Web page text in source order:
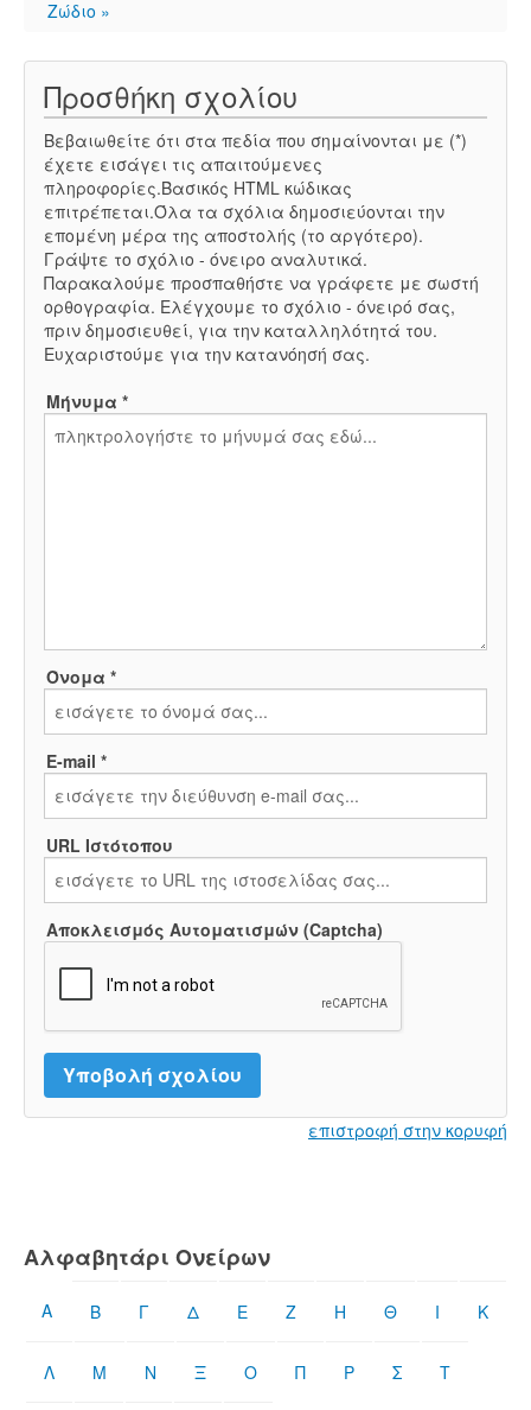
Ζώδιο »
Προσθήκη σχολίου
Βεβαιωθείτε ότι στα πεδία που σημαίνονται με (*)
έχετε εισάγει τις απαιτούμενες
πληροφορίες.Βασικός HTML κώδικας
επιτρέπεται.Όλα τα σχόλια δημοσιεύονται την
επομένη μέρα της αποστολής (το αργότερο).
Γράψτε το σχόλιο - όνειρο αναλυτικά.
Παρακαλούμε προσπαθήστε να γράφετε με σωστή
ορθογραφία. Ελέγχουμε το σχόλιο - όνειρό σας,
πριν δημοσιευθεί, για την καταλληλότητά του.
Ευχαριστούμε για την κατανόησή σας.
Μήνυμα *
Όνομα *
E-mail *
URL Ιστότοπου
Αποκλεισμός Αυτοματισμών (Captcha)
επιστροφή στην κορυφή
Αλφαβητάρι Ονείρων
Α Β Γ Δ Ε Ζ Η Θ Ι Κ
Λ Μ Ν Ξ Ο Π Ρ Σ Τ